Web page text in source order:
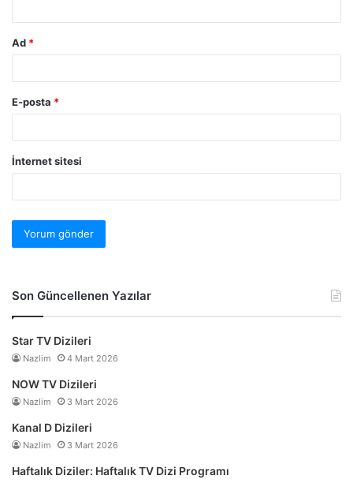
Ad *
E-posta *
İnternet sitesi
Son Güncellenen Yazılar
Star TV Dizileri
Nazlim 4 Mart 2026
NOW TV Dizileri
Nazlim 3 Mart 2026
Kanal D Dizileri
Nazlim 3 Mart 2026
Haftalık Diziler: Haftalık TV Dizi Programı